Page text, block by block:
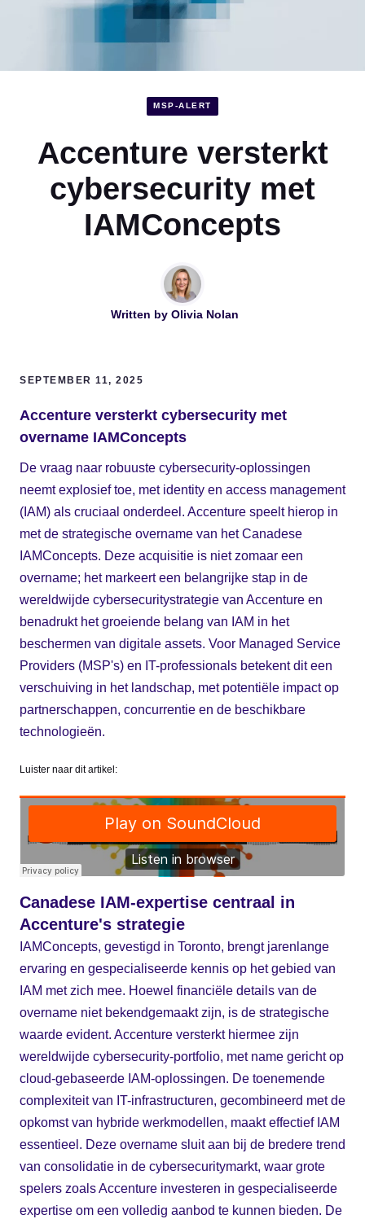
MSP-ALERT
Accenture versterkt
cybersecurity met
IAMConcepts
Written by Olivia Nolan
SEPTEMBER 11, 2025
Accenture versterkt cybersecurity met
overname IAMConcepts
De vraag naar robuuste cybersecurity-oplossingen
neemt explosief toe, met identity en access management
(IAM) als cruciaal onderdeel. Accenture speelt hierop in
met de strategische overname van het Canadese
IAMConcepts. Deze acquisitie is niet zomaar een
overname; het markeert een belangrijke stap in de
wereldwijde cybersecuritystrategie van Accenture en
benadrukt het groeiende belang van IAM in het
beschermen van digitale assets. Voor Managed Service
Providers (MSP's) en IT-professionals betekent dit een
verschuiving in het landschap, met potentiële impact op
partnerschappen, concurrentie en de beschikbare
technologieën.
Luister naar dit artikel:
Canadese IAM-expertise centraal in
Accenture's strategie
IAMConcepts, gevestigd in Toronto, brengt jarenlange
ervaring en gespecialiseerde kennis op het gebied van
IAM met zich mee. Hoewel financiële details van de
overname niet bekendgemaakt zijn, is de strategische
waarde evident. Accenture versterkt hiermee zijn
wereldwijde cybersecurity-portfolio, met name gericht op
cloud-gebaseerde IAM-oplossingen. De toenemende
complexiteit van IT-infrastructuren, gecombineerd met de
opkomst van hybride werkmodellen, maakt effectief IAM
essentieel. Deze overname sluit aan bij de bredere trend
van consolidatie in de cybersecuritymarkt, waar grote
spelers zoals Accenture investeren in gespecialiseerde
expertise om een volledig aanbod te kunnen bieden. De